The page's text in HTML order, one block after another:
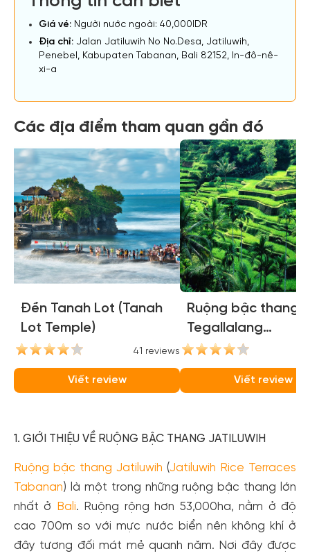
Giá vé: Người nước ngoài: 40,000IDR
Địa chỉ: Jalan Jatiluwih No No.Desa, Jatiluwih,
Penebel, Kabupaten Tabanan, Bali 82152, In-đô-nê-
xi-a
Các địa điểm tham quan gần đó
Đền Tanah Lot (Tanah
Lot Temple)
41 reviews
Viết review
Ruộng bậc thang
Tegallalang
(Tegallalang Rice
Terraces)
Viết review
1. GIỚI THIỆU VỀ RUỘNG BẬC THANG JATILUWIH
Ruộng bậc thang Jatiluwih (Jatiluwih Rice Terraces
Tabanan) là một trong những ruộng bậc thang lớn
nhất ở
Bali. Ruộng rộng hơn 53,000ha, nằm ở độ
cao 700m so với mực nước biển nên không khí ở
đây tương đối mát mẻ quanh năm. Nơi đây được